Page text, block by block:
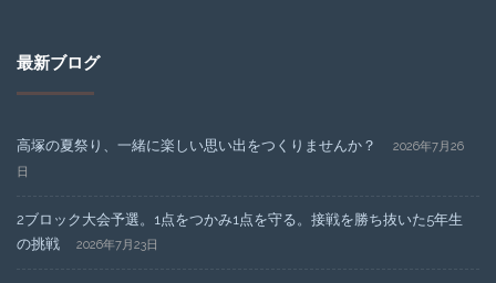
最新ブログ
高塚の夏祭り、一緒に楽しい思い出をつくりませんか？
2026年7月26
日
2ブロック大会予選。1点をつかみ1点を守る。接戦を勝ち抜いた5年生
の挑戦
2026年7月23日